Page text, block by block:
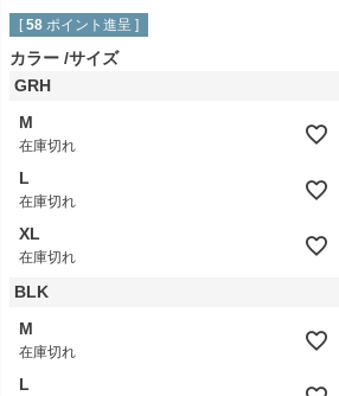
[ 58 ポイント進呈 ]
カラー サイズ
GRH
M
在庫切れ
L
在庫切れ
XL
在庫切れ
BLK
M
在庫切れ
L